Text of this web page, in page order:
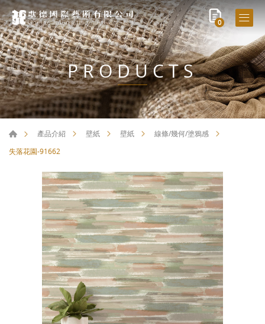
0
PRODUCTS
產品介紹 壁紙 壁紙
線條/幾何/塗鴉感
失落花園-91662